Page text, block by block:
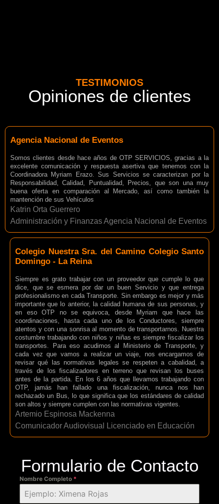
TESTIMONIOS
Opiniones de clientes
Agencia Nacional de Eventos
Somos clientes desde hace años de OTP SERVICIOS, gracias a la
excelente comunicación y respuesta asertiva que tenemos con la
Coordinadora Myriam Erazo. Sus Servicios se caracterizan por la
Responsabilidad, Calidad, Puntualidad, Precios, que son una muy
buena oferta en comparación al Mercado, así como también la
mantención de sus Vehículos
Katrin Orta Guerrero
Administración y Finanzas Agencia Nacional de Eventos
Colegio Nuestra Sra. del Camino Colegio Santo
Domingo - La Reina
Siempre es grato trabajar con un proveedor que cumple lo que
dice, que se esmera por dar un buen Servicio y que entrega
profesionalismo en cada Transporte. Sin embargo es mejor y más
importante que lo anterior, la calidad humana de sus personas, y
en eso OTP no se equivoca, desde Myriam que hace las
coordinaciones, hasta cada uno de los Conductores, siempre
atentos y con una sonrisa al momento de transportarnos. Nuestra
costumbre trabajando con niños y niñas es siempre fiscalizar los
transportes. Para eso acudimos al Ministerio de Transporte, y
cada vez que vamos a realizar un viaje, nos encargamos de
revisar qué las normativas legales se respeten a cabalidad, a
través de los fiscalizadores en terreno que revisan los buses
antes de la partida. En los 6 años que llevamos trabajando con
OTP, jamás han fallado una fiscalización, nunca nos han
rechazado un Bus, lo que significa que los estándares de calidad
son altos y siempre cumplen con las normativas vigentes.
Artemio Espinosa Mackenna
Comunicador Audiovisual Licenciado en Educación
Formulario de Contacto
Nombre Completo *